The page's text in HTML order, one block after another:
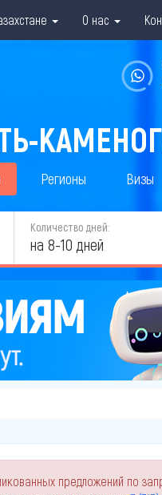
О нас
Регионы Визы
Количество дней:
на 8-10 дней
предложений по